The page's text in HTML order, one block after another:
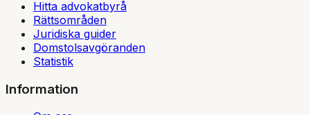
Hitta advokatbyrå
Rättsområden
Juridiska guider
Domstolsavgöranden
Statistik
Information